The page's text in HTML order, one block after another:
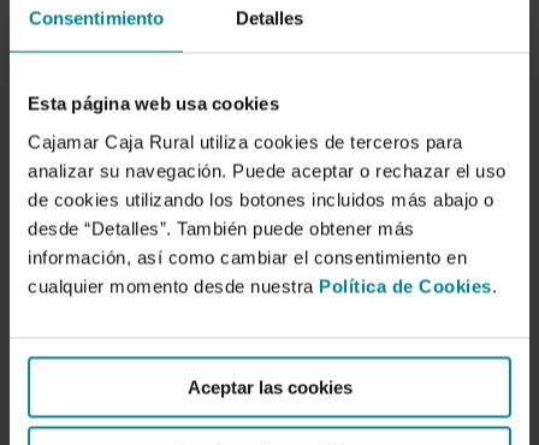
Consentimiento Detalles
Esta página web usa cookies
Cajamar Caja Rural utiliza cookies de terceros para
analizar su navegación. Puede aceptar o rechazar el uso
de cookies utilizando los botones incluidos más abajo o
desde “Detalles”. También puede obtener más
información, así como cambiar el consentimiento en
cualquier momento desde nuestra Política de Cookies.
Aceptar las cookies
Descargar
Efecto de la salinidad en
las medidas de la
humedad del suelo
de capacitancia en …
Autor/es: